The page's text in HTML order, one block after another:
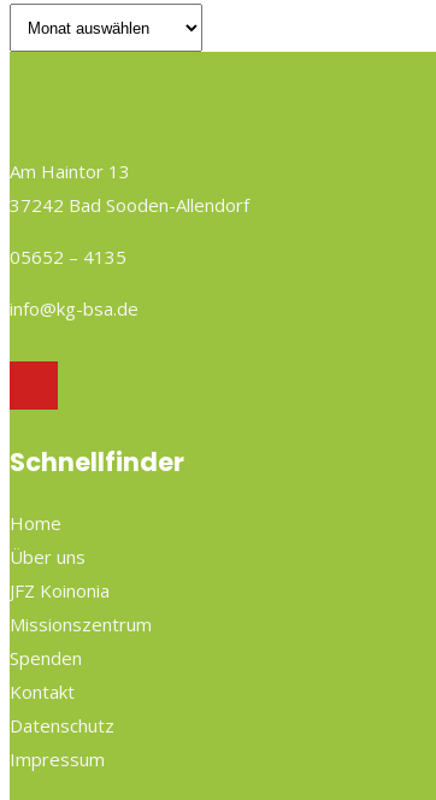
Archiv
Am Haintor 13
37242 Bad Sooden-Allendorf
05652 – 4135
info@kg-bsa.de
Schnellfinder
Home
Über uns
JFZ Koinonia
Missionszentrum
Spenden
Kontakt
Datenschutz
Impressum